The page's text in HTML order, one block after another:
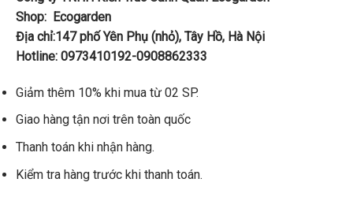
Shop: Ecogarden
Địa chỉ:147 phố Yên Phụ (nhỏ), Tây Hồ, Hà Nội
Hotline: 0973410192-0908862333
Giảm thêm 10% khi mua từ 02 SP.
Giao hàng tận nơi trên toàn quốc
Thanh toán khi nhận hàng.
Kiểm tra hàng trước khi thanh toán.